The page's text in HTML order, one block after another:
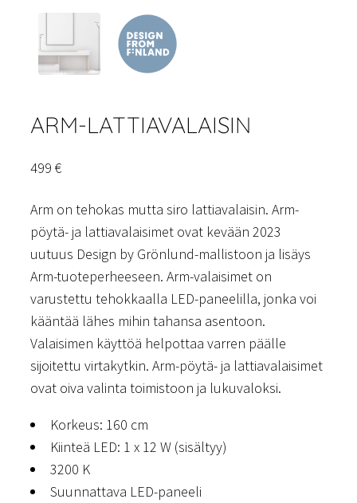
ARM-LATTIAVALAISIN
499 €
Arm on tehokas mutta siro lattiavalaisin. Arm-
pöytä- ja lattiavalaisimet ovat kevään 2023
uutuus Design by Grönlund-mallistoon ja lisäys
Arm-tuoteperheeseen. Arm-valaisimet on
varustettu tehokkaalla LED-paneelilla, jonka voi
kääntää lähes mihin tahansa asentoon.
Valaisimen käyttöä helpottaa varren päälle
sijoitettu virtakytkin. Arm-pöytä- ja lattiavalaisimet
ovat oiva valinta toimistoon ja lukuvaloksi.
Korkeus: 160 cm
Kiinteä LED: 1 x 12 W (sisältyy)
3200 K
Suunnattava LED-paneeli